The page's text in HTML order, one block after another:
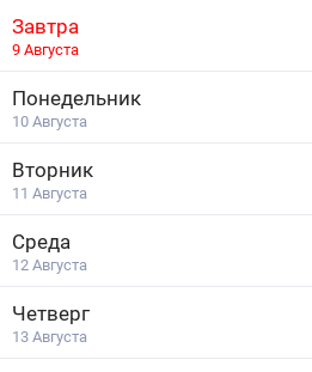
Завтра
9 Августа
Понедельник
10 Августа
Вторник
11 Августа
Среда
12 Августа
Четверг
13 Августа